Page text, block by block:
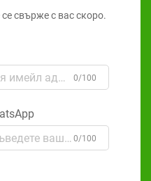
свърже с вас скоро.
0/100
0/100